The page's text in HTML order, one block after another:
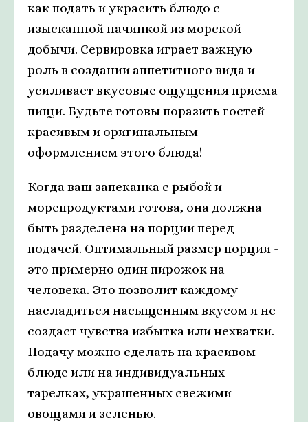
как подать и украсить блюдо с
изысканной начинкой из морской
добычи. Сервировка играет важную
роль в создании аппетитного вида и
усиливает вкусовые ощущения приема
пищи. Будьте готовы поразить гостей
красивым и оригинальным
оформлением этого блюда!
Когда ваш запеканка с рыбой и
морепродуктами готова, она должна
быть разделена на порции перед
подачей. Оптимальный размер порции -
это примерно один пирожок на
человека. Это позволит каждому
насладиться насыщенным вкусом и не
создаст чувства избытка или нехватки.
Подачу можно сделать на красивом
блюде или на индивидуальных
тарелках, украшенных свежими
овощами и зеленью.